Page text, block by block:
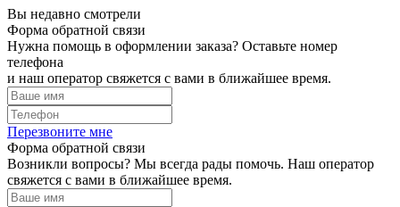
Вы недавно смотрели
Форма обратной связи
Нужна помощь в оформлении заказа? Оставьте номер
телефона
и наш оператор свяжется с вами в ближайшее время.
Перезвоните мне
Форма обратной связи
Возникли вопросы? Мы всегда рады помочь. Наш оператор
свяжется с вами в ближайшее время.